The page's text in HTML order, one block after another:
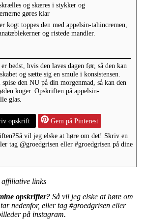
og skæres i stykker og
gøres klar
kogt toppes den med appelsin-tahincremen,
og ristede mandler.
bedst, hvis den laves dagen før, så den kan
og sætte sig en smule i konsistensen.
den NU på din morgenmad, så kan den
koger. Opskriften på appelsin-
glas.
opskrift
Gem på Pinterest
Så vil jeg elske at høre om det! Skriv en
tag @groedgrisen eller #groedgrisen på dine
links
opskrifter? Så vil jeg elske at høre om
nedenfor, eller tag #groedgrisen eller
på instagram.